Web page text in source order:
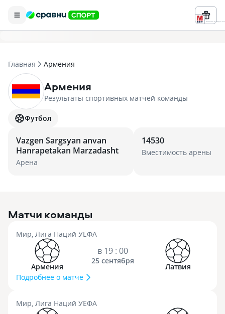
Реклама ООО «БК «Марафон» ИНН
Главная Армения
Армения
Результаты спортивных матчей команды
Футбол
Vazgen Sargsyan anvan
Hanrapetakan Marzadasht
Арена
14530
Вместимость арены
Матчи команды
Мир, Лига Наций УЕФА
Армения
в 19 : 00
25 сентября
Латвия
Подробнее о матче
Мир, Лига Наций УЕФА